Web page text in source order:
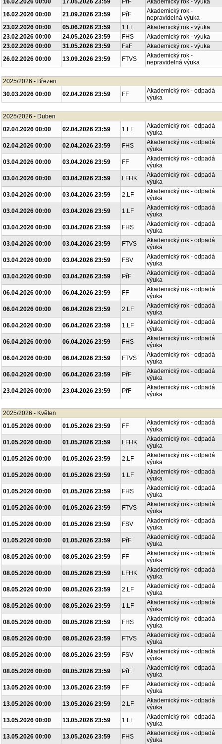
16.02.2026 00:00 17.05.2026 23:59 PřF
Akademický rok - výuka
16.02.2026 00:00
21.09.2026 23:59 PřF
Akademický rok -
nepravidelná výuka
23.02.2026 00:00
05.06.2026 23:59 1.LF
Akademický rok - výuka
23.02.2026 00:00
24.05.2026 23:59 FHS
Akademický rok - výuka
23.02.2026 00:00
31.05.2026 23:59 FaF
Akademický rok - výuka
26.02.2026 00:00
13.09.2026 23:59 FTVS
Akademický rok -
nepravidelná výuka
2025/2026 - Březen
30.03.2026 00:00
02.04.2026 23:59 FF
Akademický rok - odpadá
výuka
2025/2026 - Duben
02.04.2026 00:00
02.04.2026 23:59 1.LF
Akademický rok - odpadá
výuka
02.04.2026 00:00
02.04.2026 23:59 FHS
Akademický rok - odpadá
výuka
03.04.2026 00:00
03.04.2026 23:59 FF
Akademický rok - odpadá
výuka
03.04.2026 00:00
03.04.2026 23:59 LFHK
Akademický rok - odpadá
výuka
03.04.2026 00:00
03.04.2026 23:59 2.LF
Akademický rok - odpadá
výuka
03.04.2026 00:00
03.04.2026 23:59 1.LF
Akademický rok - odpadá
výuka
03.04.2026 00:00
03.04.2026 23:59 FHS
Akademický rok - odpadá
výuka
03.04.2026 00:00
03.04.2026 23:59 FTVS
Akademický rok - odpadá
výuka
03.04.2026 00:00
03.04.2026 23:59 FSV
Akademický rok - odpadá
výuka
03.04.2026 00:00
03.04.2026 23:59 PřF
Akademický rok - odpadá
výuka
06.04.2026 00:00
06.04.2026 23:59 FF
Akademický rok - odpadá
výuka
06.04.2026 00:00
06.04.2026 23:59 2.LF
Akademický rok - odpadá
výuka
06.04.2026 00:00
06.04.2026 23:59 1.LF
Akademický rok - odpadá
výuka
06.04.2026 00:00
06.04.2026 23:59 FHS
Akademický rok - odpadá
výuka
06.04.2026 00:00
06.04.2026 23:59 FTVS
Akademický rok - odpadá
výuka
06.04.2026 00:00
06.04.2026 23:59 PřF
Akademický rok - odpadá
výuka
23.04.2026 00:00
23.04.2026 23:59 PřF
Akademický rok - odpadá
výuka
2025/2026 - Květen
01.05.2026 00:00
01.05.2026 23:59 FF
Akademický rok - odpadá
výuka
01.05.2026 00:00
01.05.2026 23:59 LFHK
Akademický rok - odpadá
výuka
01.05.2026 00:00
01.05.2026 23:59 2.LF
Akademický rok - odpadá
výuka
01.05.2026 00:00
01.05.2026 23:59 1.LF
Akademický rok - odpadá
výuka
01.05.2026 00:00
01.05.2026 23:59 FHS
Akademický rok - odpadá
výuka
01.05.2026 00:00
01.05.2026 23:59 FTVS
Akademický rok - odpadá
výuka
01.05.2026 00:00
01.05.2026 23:59 FSV
Akademický rok - odpadá
výuka
01.05.2026 00:00
01.05.2026 23:59 PřF
Akademický rok - odpadá
výuka
08.05.2026 00:00
08.05.2026 23:59 FF
Akademický rok - odpadá
výuka
08.05.2026 00:00
08.05.2026 23:59 LFHK
Akademický rok - odpadá
výuka
08.05.2026 00:00
08.05.2026 23:59 2.LF
Akademický rok - odpadá
výuka
08.05.2026 00:00
08.05.2026 23:59 1.LF
Akademický rok - odpadá
výuka
08.05.2026 00:00
08.05.2026 23:59 FHS
Akademický rok - odpadá
výuka
08.05.2026 00:00
08.05.2026 23:59 FTVS
Akademický rok - odpadá
výuka
08.05.2026 00:00
08.05.2026 23:59 FSV
Akademický rok - odpadá
výuka
08.05.2026 00:00
08.05.2026 23:59 PřF
Akademický rok - odpadá
výuka
13.05.2026 00:00
13.05.2026 23:59 FF
Akademický rok - odpadá
výuka
13.05.2026 00:00
13.05.2026 23:59 2.LF
Akademický rok - odpadá
výuka
13.05.2026 00:00
13.05.2026 23:59 1.LF
Akademický rok - odpadá
výuka
13.05.2026 00:00
13.05.2026 23:59 FHS
Akademický rok - odpadá
výuka